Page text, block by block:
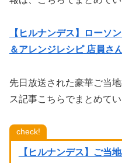
【ヒルナンデス】ローソ
＆アレンジレシピ 店員さ
先日放送された豪華ご当
ス記事こちらでまとめて
check!
【ヒルナンデス】ご当